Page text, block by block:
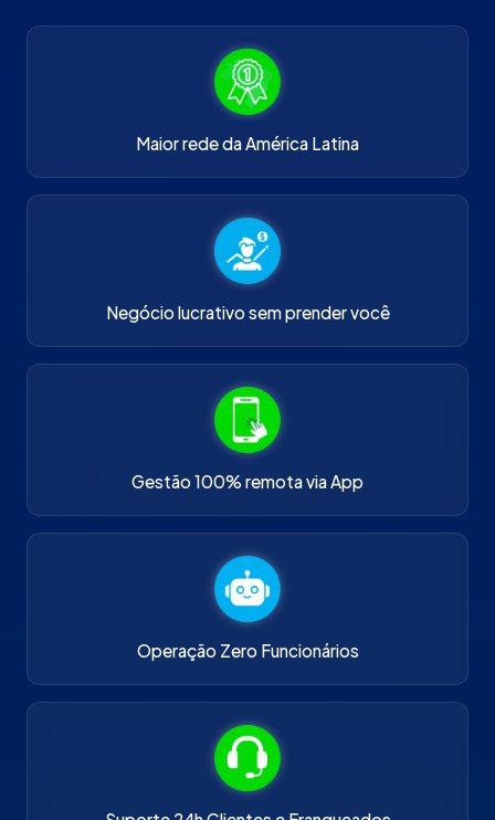
Maior rede da América Latina
Negócio lucrativo sem prender você
Gestão 100% remota via App
Operação Zero Funcionários